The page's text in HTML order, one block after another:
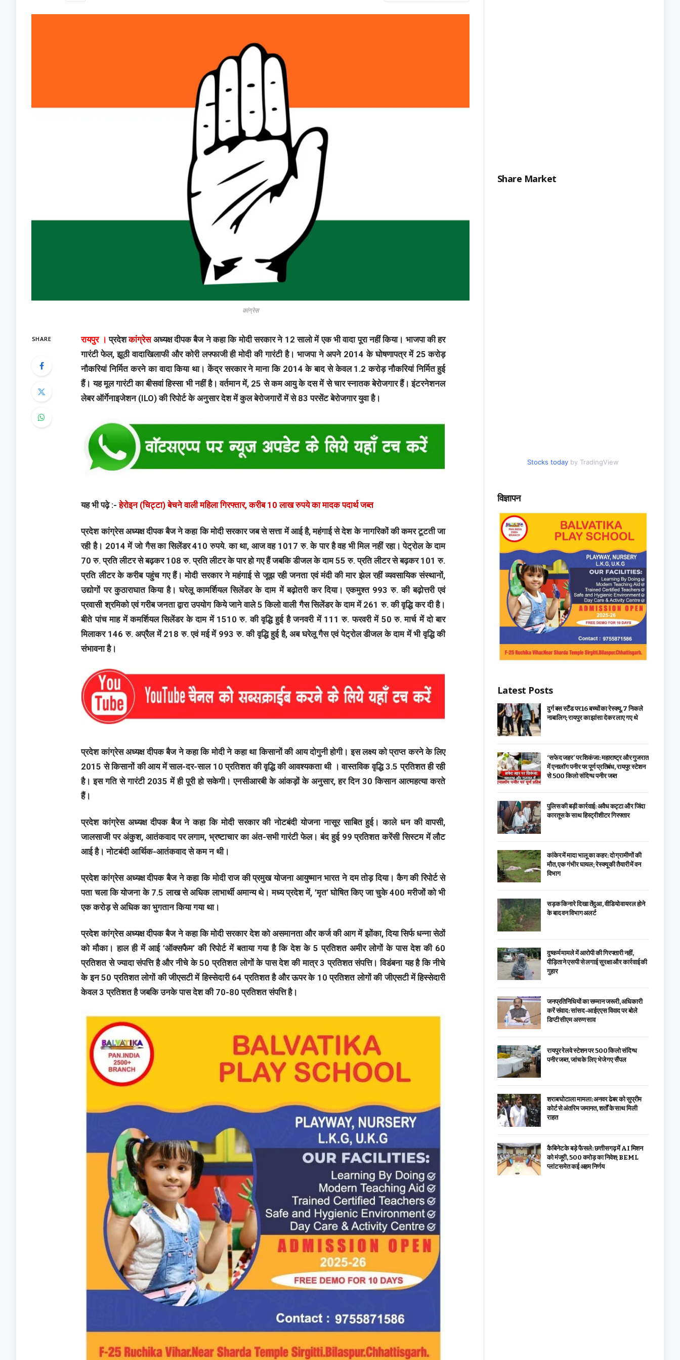
कांग्रेस
SHARE रायपुर । प्रदेशकांग्रेसअध्यक्ष दीपक बैज ने कहा कि मोदी सरकार ने 12 सालो में एक भी वादा पूरा नहीं किया। भाजपा की हर
गारंटी फेल, झूठी वादाखिलाफी और कोरी लफ्फाजी ही मोदी की गारंटी है। भाजपा ने अपने 2014 के घोषणापत्र में 25 करोड़
नौकरियां निर्मित करने का वादा किया था। केंद्र सरकार ने माना कि 2014 के बाद से केवल 1.2 करोड़ नौकरियां निर्मित हुई
हैं। यह मूल गारंटी का बीसवां हिस्सा भी नहीं है। वर्तमान में, 25 से कम आयु के दस में से चार स्नातक बेरोजगार हैं। इंटरनेशनल
लेबर ऑर्गेनाइजेशन (ILO) की रिपोर्ट के अनुसार देश में कुल बेरोजगारों में से 83 परसेंट बेरोजगार युवा है।
यह भी पढ़े :-हेरोइन (चिट्टा) बेचने वाली महिला गिरफ्तार, करीब 10 लाख रुपये का मादक पदार्थ जब्त
प्रदेश कांग्रेस अध्यक्ष दीपक बैज ने कहा कि मोदी सरकार जब से सत्ता में आई है, महंगाई से देश के नागरिकों की कमर टूटती जा
रही है। 2014 में जो गैस का सिलेंडर 410 रुपये. का था, आज वह 1017 रु. के पार है वह भी मिल नहीं रहा। पेट्रोल के दाम
70 रु. प्रति लीटर से बढ़कर 108 रु. प्रति लीटर के पार हो गए हैं जबकि डीजल के दाम 55 रु. प्रति लीटर से बढ़कर 101 रु.
प्रति लीटर के करीब पहुंच गए हैं। मोदी सरकार ने महंगाई से जूझ रही जनता एवं मंदी की मार झेल रहीं व्यवसायिक संस्थानों,
उद्योगों पर कुठाराघात किया है। घरेलू कामर्शियल सिलेंडर के दाम में बढ़ोतरी कर दिया। एकमुश्त 993 रु. की बढ़ोत्तरी एवं
प्रवासी श्रमिको एवं गरीब जनता द्वारा उपयोग किये जाने वाले 5 किलो वाली गैस सिलेंडर के दाम में 261 रु. की वृद्धि कर दी है।
बीते पांच माह में कमर्शियल सिलेंडर के दाम में 1510 रु. की वृद्धि हुई है जनवरी में 111 रु. फरवरी में 50 रु. मार्च में दो बार
मिलाकर 146 रु. अप्रैल में 218 रु. एवं मई में 993 रु. की वृद्धि हुई है, अब घरेलू गैस एवं पेट्रोल डीजल के दाम में भी वृद्धि की
संभावना है।
प्रदेश कांग्रेस अध्यक्ष दीपक बैज ने कहा कि मोदी ने कहा था किसानों की आय दोगुनी होगी। इस लक्ष्य को प्राप्त करने के लिए
2015 से किसानों की आय में साल-दर-साल 10 प्रतिशत की वृद्धि की आवश्यकता थी । वास्तविक वृद्धि 3.5 प्रतिशत ही रही
है। इस गति से गारंटी 2035 में ही पूरी हो सकेगी। एनसीआरबी के आंकड़ों के अनुसार, हर दिन 30 किसान आत्महत्या करते
हैं।
प्रदेश कांग्रेस अध्यक्ष दीपक बैज ने कहा कि मोदी सरकार की नोटबंदी योजना नासूर साबित हुई। काले धन की वापसी,
जालसाजी पर अंकुश, आतंकवाद पर लगाम, भ्रष्टाचार का अंत-सभी गारंटी फेल। बंद हुई 99 प्रतिशत करेंसी सिस्टम में लौट
आई है। नोटबंदी आर्थिक-आतंकवाद से कम न थी।
प्रदेश कांग्रेस अध्यक्ष दीपक बैज ने कहा कि मोदी राज की प्रमुख योजना आयुष्मान भारत ने दम तोड़ दिया। कैग की रिपोर्ट से
पता चला कि योजना के 7.5 लाख से अधिक लाभार्थी अमान्य थे। मध्य प्रदेश में, ’मृत’ घोषित किए जा चुके 400 मरीजों को भी
एक करोड़ से अधिक का भुगतान किया गया था।
प्रदेश कांग्रेस अध्यक्ष दीपक बैज ने कहा कि मोदी सरकार देश को असमानता और कर्ज की आग में झोंका, दिया सिर्फ धन्ना सेठों
को मौका। हाल ही में आई ’ऑक्सफैम’ की रिपोर्ट में बताया गया है कि देश के 5 प्रतिशत अमीर लोगों के पास देश की 60
प्रतिशत से ज्यादा संपत्ति है और नीचे के 50 प्रतिशत लोगों के पास देश की मात्र 3 प्रतिशत संपत्ति। विडंबना यह है कि नीचे
के इन 50 प्रतिशत लोगों की जीएसटी में हिस्सेदारी 64 प्रतिशत है और ऊपर के 10 प्रतिशत लोगों की जीएसटी में हिस्सेदारी
केवल 3 प्रतिशत है जबकि उनके पास देश की 70-80 प्रतिशत संपत्ति है।
Share Market
Stocks today by TradingView
विज्ञापन
Latest Posts
दुर्ग बस स्टैंड पर 16 बच्चों का रेस्क्यू, 7 निकले
नाबालिग; रायपुर का झांसा देकर लाए गए थे
‘सफेद जहर’ पर शिकंजा: महाराष्ट्र और गुजरात
में एनालॉग पनीर पर पूर्ण प्रतिबंध, रायपुर स्टेशन
से 500 किलो संदिग्ध पनीर जब्त
पुलिस की बड़ी कार्रवाई: अवैध कट्टा और जिंदा
कारतूस के साथ हिस्ट्रीशीटर गिरफ्तार
कांकेर में मादा भालू का कहर: दो ग्रामीणों की
मौत, एक गंभीर घायल; रेस्क्यू की तैयारी में वन
विभाग
सड़क किनारे दिखा तेंदुआ, वीडियो वायरल होने
के बाद वन विभाग अलर्ट
दुष्कर्म मामले में आरोपी की गिरफ्तारी नहीं,
पीड़िता ने एसपी से लगाई सुरक्षा और कार्रवाई की
गुहार
जनप्रतिनिधियों का सम्मान जरूरी, अधिकारी
करें संवाद: सांसद-आईएएस विवाद पर बोले
डिप्टी सीएम अरुण साव
रायपुर रेलवे स्टेशन पर 500 किलो संदिग्ध
पनीर जब्त, जांच के लिए भेजे गए सैंपल
शराब घोटाला मामला: अनवर ढेबर को सुप्रीम
कोर्ट से अंतरिम जमानत, शर्तों के साथ मिली
राहत
कैबिनेट के बड़े फैसले: छत्तीसगढ़ में AI मिशन
को मंजूरी, 500 करोड़ का निवेश; BEML
प्लांट समेत कई अहम निर्णय